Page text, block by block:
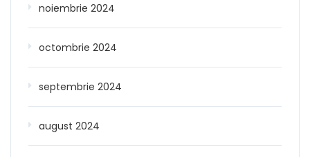
noiembrie 2024
octombrie 2024
septembrie 2024
august 2024